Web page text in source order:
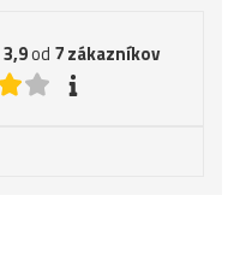
3,9od 7zákazníkov